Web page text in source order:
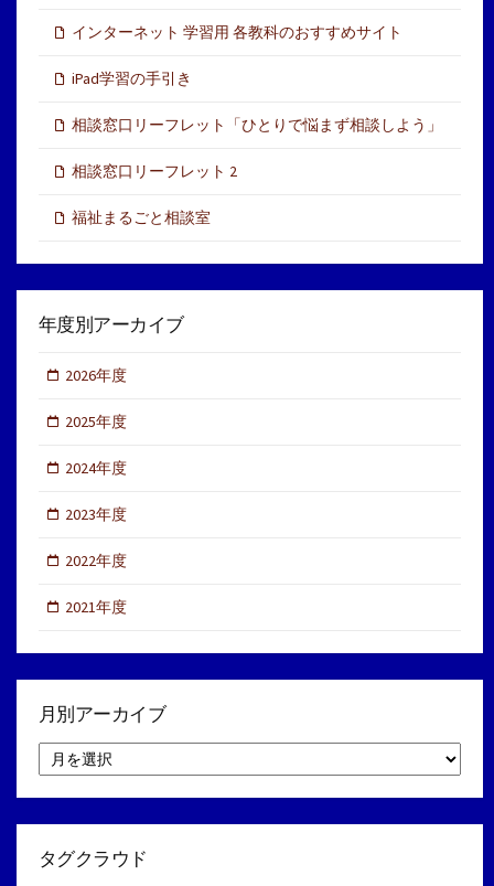
インターネット 学習用 各教科のおすすめサイト
iPad学習の手引き
相談窓口リーフレット「ひとりで悩まず相談しよう」
相談窓口リーフレット 2
福祉まるごと相談室
年度別アーカイブ
2026年度
2025年度
2024年度
2023年度
2022年度
2021年度
月別アーカイブ
別
ア
イ
タグクラウド